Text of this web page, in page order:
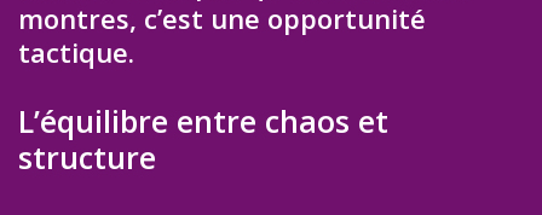
montres, c’est une opportunité
tactique.
L’équilibre entre chaos et
structure